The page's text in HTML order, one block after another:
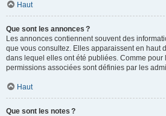
Haut
Que sont les annonces ?
Les annonces contiennent souvent des
que vous consultez. Elles apparaissent en haut
dans lequel elles ont été publiées. Comme
permissions associées sont définies par les
Haut
Que sont les notes ?